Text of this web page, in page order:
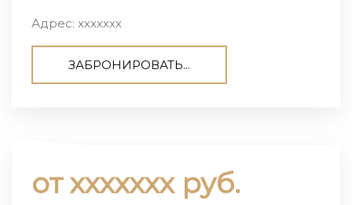
Адрес: ххххххх
ЗАБРОНИРОВАТЬ...
от ххххххх руб.